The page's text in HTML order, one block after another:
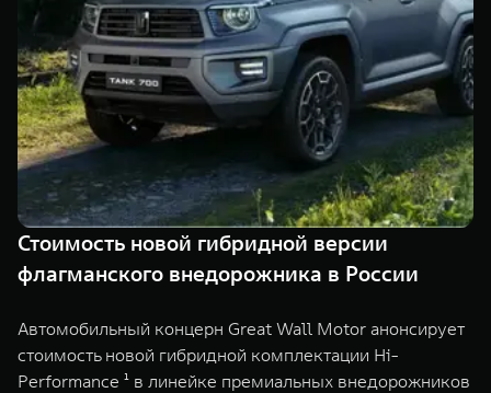
TANK 500
Веди за собой
от 6 499 000 ₽
TANK 700
от 10 199
ПОКУПКА АВТОМОБИЛЯ
TANK Финансы
Корпоративным клиентам
TANK ФИНАНСЫ
TANK Кредит
TANK Лизинг
TANK Страхование
Сервис
Специальные предложения
Моторные масла
ЦИФРОВЫЕ СЕРВИСЫ TANK
Цифровые сервисы TANK
Подписки
Стоимость новой гибридной версии
флагманского внедорожника в России
Автомобильный концерн Great Wall Motor анонсирует
стоимость новой гибридной комплектации Hi-
Performance ¹ в линейке премиальных внедорожников